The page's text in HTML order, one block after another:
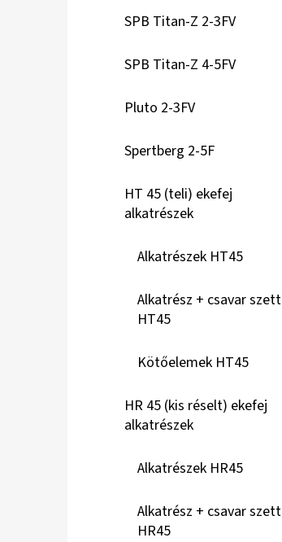
SPB Titan-Z 2-3FV
SPB Titan-Z 4-5FV
Pluto 2-3FV
Spertberg 2-5F
HT 45 (teli) ekefej
alkatrészek
Alkatrészek HT45
Alkatrész + csavar szett
HT45
Kötőelemek HT45
HR 45 (kis réselt) ekefej
alkatrészek
Alkatrészek HR45
Alkatrész + csavar szett
HR45